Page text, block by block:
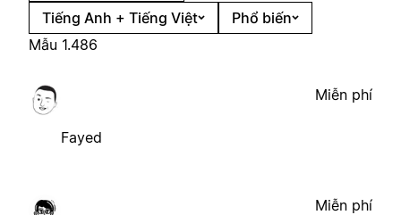
Tiếng Anh + Tiếng Việt
Phổ biến
Mẫu 1.486
Fayed
Miễn phí
Miễn phí